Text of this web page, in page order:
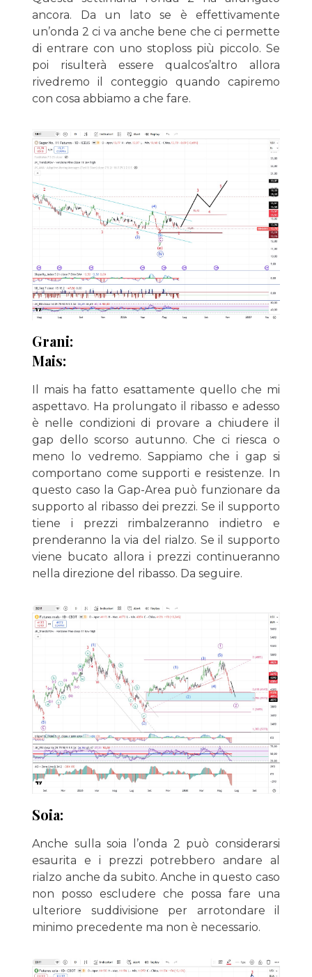
ancora. Da un lato se è effettivamente
un’onda 2 ci va anche bene che ci permette
di entrare con uno stoploss più piccolo. Se
poi risulterà essere qualcos’altro allora
rivedremo il conteggio quando capiremo
con cosa abbiamo a che fare.
Grani:
Mais:
Il mais ha fatto esattamente quello che mi
aspettavo. Ha prolungato il ribasso e adesso
è nelle condizioni di provare a chiudere il
gap dello scorso autunno. Che ci riesca o
meno lo vedremo. Sappiamo che i gap si
comportano come supporti e resistenze. In
questo caso la Gap-Area può funzionare da
supporto al ribasso dei prezzi. Se il supporto
tiene i prezzi rimbalzeranno indietro e
prenderanno la via del rialzo. Se il supporto
viene bucato allora i prezzi continueranno
nella direzione del ribasso. Da seguire.
Soia:
Anche sulla soia l’onda 2 può considerarsi
esaurita e i prezzi potrebbero andare al
rialzo anche da subito. Anche in questo caso
non posso escludere che possa fare una
ulteriore suddivisione per arrotondare il
minimo precedente ma non è necessario.